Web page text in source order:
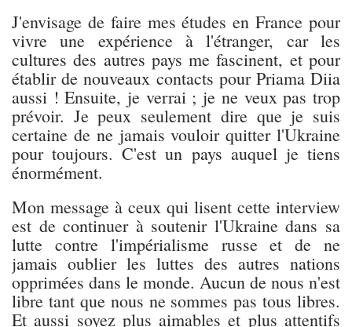
J'envisage de faire mes études en France pour
vivre une expérience à l'étranger, car les
cultures des autres pays me fascinent, et pour
établir de nouveaux contacts pour Priama Diia
aussi ! Ensuite, je verrai ; je ne veux pas trop
prévoir. Je peux seulement dire que je suis
certaine de ne jamais vouloir quitter l'Ukraine
pour toujours. C'est un pays auquel je tiens
énormément.
Mon message à ceux qui lisent cette interview
est de continuer à soutenir l'Ukraine dans sa
lutte contre l'impérialisme russe et de ne
jamais oublier les luttes des autres nations
opprimées dans le monde. Aucun de nous n'est
libre tant que nous ne sommes pas tous libres.
Et aussi soyez plus aimables et plus attentifs